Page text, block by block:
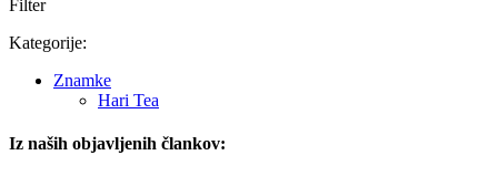
Filter
Kategorije:
Znamke
Hari Tea
Iz naših objavljenih člankov: